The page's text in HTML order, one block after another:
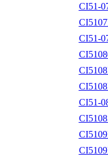
CI51-
CI51-
CI51-